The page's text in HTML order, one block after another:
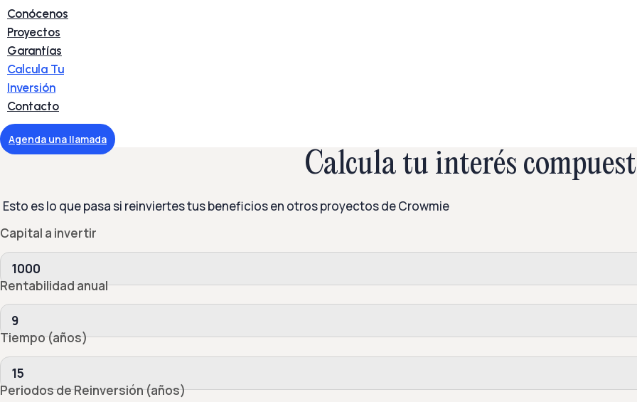
Conócenos
Proyectos
Garantías
Calcula Tu
Inversión
Contacto
Agenda una llamada
Calcula tu interés
Esto es lo que pasa si reinviertes tus beneficios en otros proyectos de Crowmie
Capital a invertir
Rentabilidad anual
Tiempo (años)
Periodos de Reinversión (años)